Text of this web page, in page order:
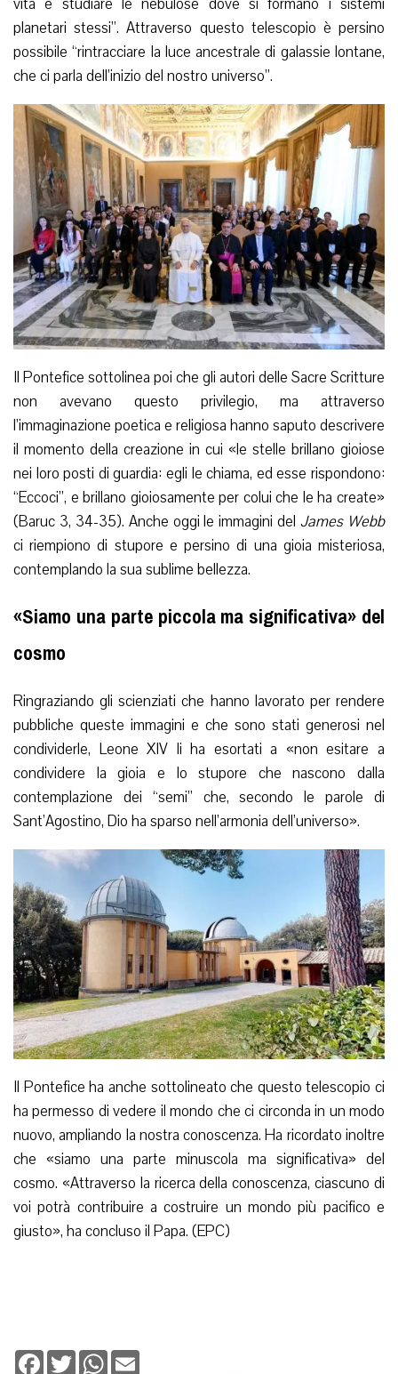
vita e studiare le nebulose dove si formano i sistemi
planetari stessi”. Attraverso questo telescopio è persino
possibile “rintracciare la luce ancestrale di galassie lontane,
che ci parla dell’inizio del nostro universo”.
Il Pontefice sottolinea poi che gli autori delle Sacre Scritture
non avevano questo privilegio, ma attraverso
l’immaginazione poetica e religiosa hanno saputo descrivere
il momento della creazione in cui «le stelle brillano gioiose
nei loro posti di guardia: egli le chiama, ed esse rispondono:
“Eccoci”, e brillano gioiosamente per colui che le ha create»
(Baruc 3, 34-35). Anche oggi le immagini del James Webb
ci riempiono di stupore e persino di una gioia misteriosa,
contemplando la sua sublime bellezza.
«Siamo una parte piccola ma significativa» del
cosmo
Ringraziando gli scienziati che hanno lavorato per rendere
pubbliche queste immagini e che sono stati generosi nel
condividerle, Leone XIV li ha esortati a «non esitare a
condividere la gioia e lo stupore che nascono dalla
contemplazione dei “semi” che, secondo le parole di
Sant’Agostino, Dio ha sparso nell’armonia dell’universo».
Il Pontefice ha anche sottolineato che questo telescopio ci
ha permesso di vedere il mondo che ci circonda in un modo
nuovo, ampliando la nostra conoscenza. Ha ricordato inoltre
che «siamo una parte minuscola ma significativa» del
cosmo. «Attraverso la ricerca della conoscenza, ciascuno di
voi potrà contribuire a costruire un mondo più pacifico e
giusto», ha concluso il Papa. (EPC)
Facebook
TwitterWhatsApp